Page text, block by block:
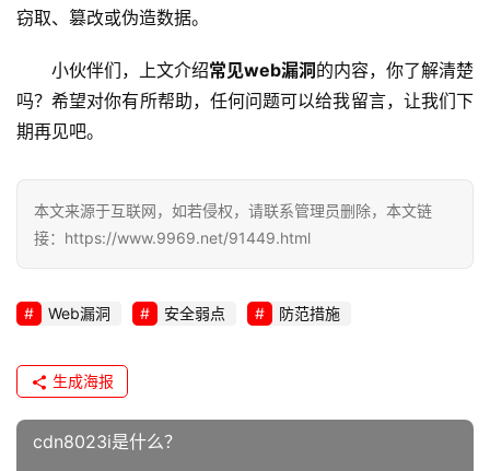
窃取、篡改或伪造数据。
小伙伴们，上文介绍常见web漏洞的内容，你了解清楚
吗？希望对你有所帮助，任何问题可以给我留言，让我们下
期再见吧。
本文来源于互联网，如若侵权，请联系管理员删除，本文链
接：https://www.9969.net/91449.html
Web漏洞 安全弱点 防范措施
生成海报
cdn8023i是什么？